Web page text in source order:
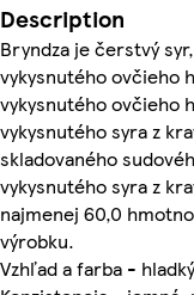
Description
Bryndza je čerstvý
vykysnutého ovčieho
vykysnutého ovčieho
vykysnutého syra z
skladovaného
vykysnutého syra z
najmenej 60,0
výrobku.
Vzhľad a farba -